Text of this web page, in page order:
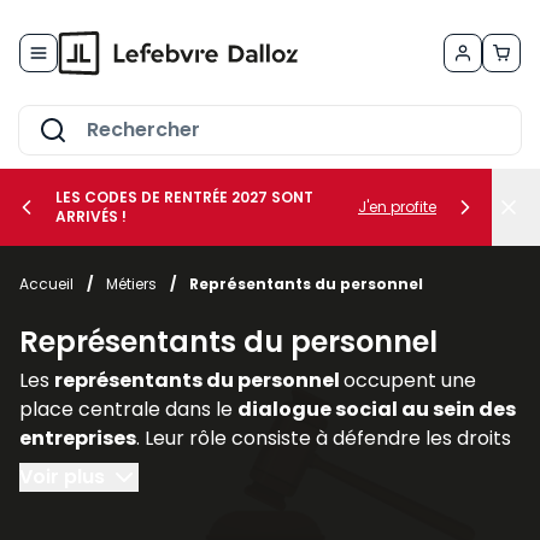
le sous-menu Vos métiers
le sous-menu Vos besoins
LES CODES DE RENTRÉE 2027 SONT
ARRIVÉS !
J'en profite
Accueil / Métiers / Représentants du personnel
Représentants du personnel
Les représentants du personneloccupent une
place centrale dans le dialogue social au sein des
entreprises. Leur rôle consiste à défendre les droits
et intérêts des salariés, à relayer leurs
préoccupations auprès de la direction et à